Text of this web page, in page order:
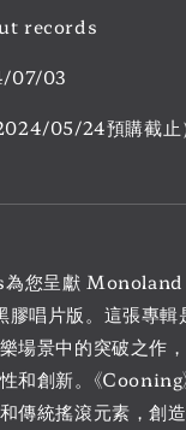
records
07/03
05/24預購截止
您呈獻 Monoland
膠唱片版。這張專
場景中的突破之作
和創新。《Cooning
傳統搖滾元素，創